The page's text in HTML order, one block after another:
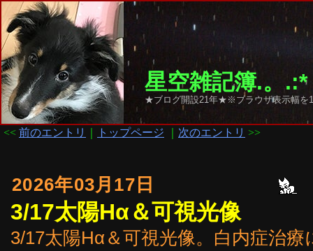
星空雑記簿.。
★ブログ開設21年★※ブラウザ表示幅を
<< 前のエントリ トップページ 次のエントリ >>
2026年03月17日
3/17太陽Hα＆可視光像
3/17太陽Hα＆可視光像。白内症治